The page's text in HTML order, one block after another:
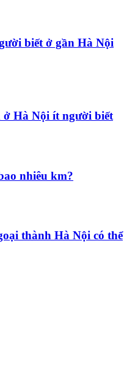
biết ở gần Hà Nội
ở Hà Nội ít người biết
nhiêu km?
thành Hà Nội có thể